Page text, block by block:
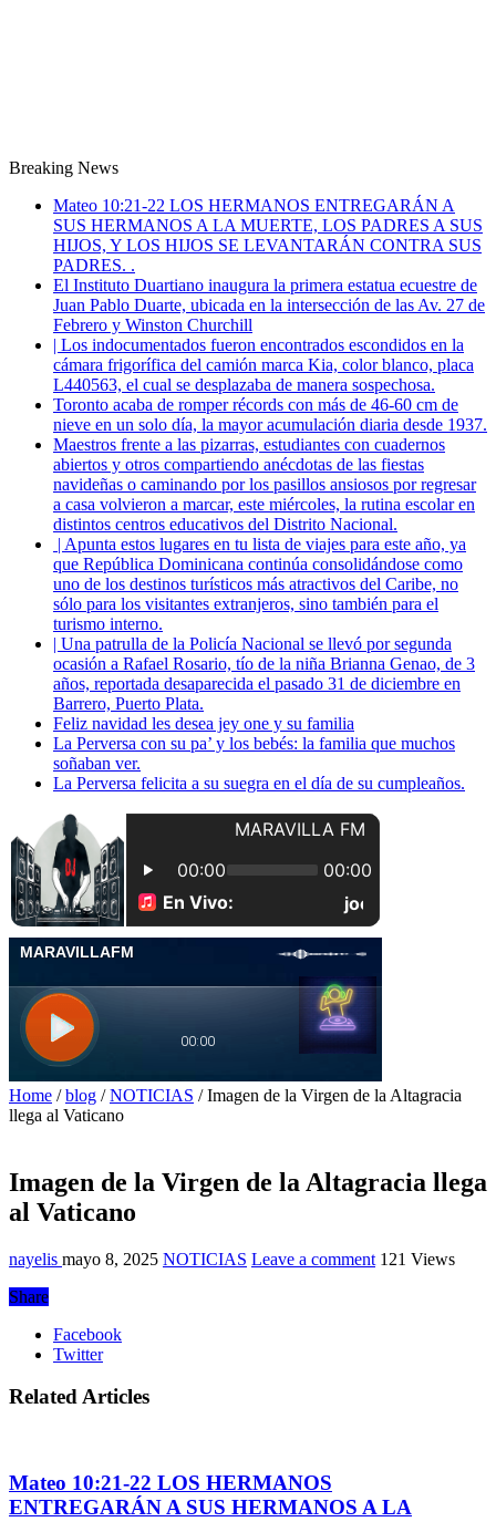
Breaking News
Mateo 10:21-22 LOS HERMANOS ENTREGARÁN A
SUS HERMANOS A LA MUERTE, LOS PADRES A SUS
HIJOS, Y LOS HIJOS SE LEVANTARÁN CONTRA SUS
PADRES. .
El Instituto Duartiano inaugura la primera estatua ecuestre de
Juan Pablo Duarte, ubicada en la intersección de las Av. 27 de
Febrero y Winston Churchill
| Los indocumentados fueron encontrados escondidos en la
cámara frigorífica del camión marca Kia, color blanco, placa
L440563, el cual se desplazaba de manera sospechosa.
Toronto acaba de romper récords con más de 46-60 cm de
nieve en un solo día, la mayor acumulación diaria desde 1937.
Maestros frente a las pizarras, estudiantes con cuadernos
abiertos y otros compartiendo anécdotas de las fiestas
navideñas o caminando por los pasillos ansiosos por regresar
a casa volvieron a marcar, este miércoles, la rutina escolar en
distintos centros educativos del Distrito Nacional.
| Apunta estos lugares en tu lista de viajes para este año, ya
que República Dominicana continúa consolidándose como
uno de los destinos turísticos más atractivos del Caribe, no
sólo para los visitantes extranjeros, sino también para el
turismo interno.
| Una patrulla de la Policía Nacional se llevó por segunda
ocasión a Rafael Rosario, tío de la niña Brianna Genao, de 3
años, reportada desaparecida el pasado 31 de diciembre en
Barrero, Puerto Plata.
Feliz navidad les desea jey one y su familia
La Perversa con su pa’ y los bebés: la familia que muchos
soñaban ver.
La Perversa felicita a su suegra en el día de su cumpleaños.
Home / blog / NOTICIAS / Imagen de la Virgen de la Altagracia
llega al Vaticano
Imagen de la Virgen de la Altagracia llega
al Vaticano
nayelis mayo 8, 2025 NOTICIAS Leave a comment 121 Views
Share
Facebook
Twitter
Related Articles
Mateo 10:21-22 LOS HERMANOS
ENTREGARÁN A SUS HERMANOS A LA